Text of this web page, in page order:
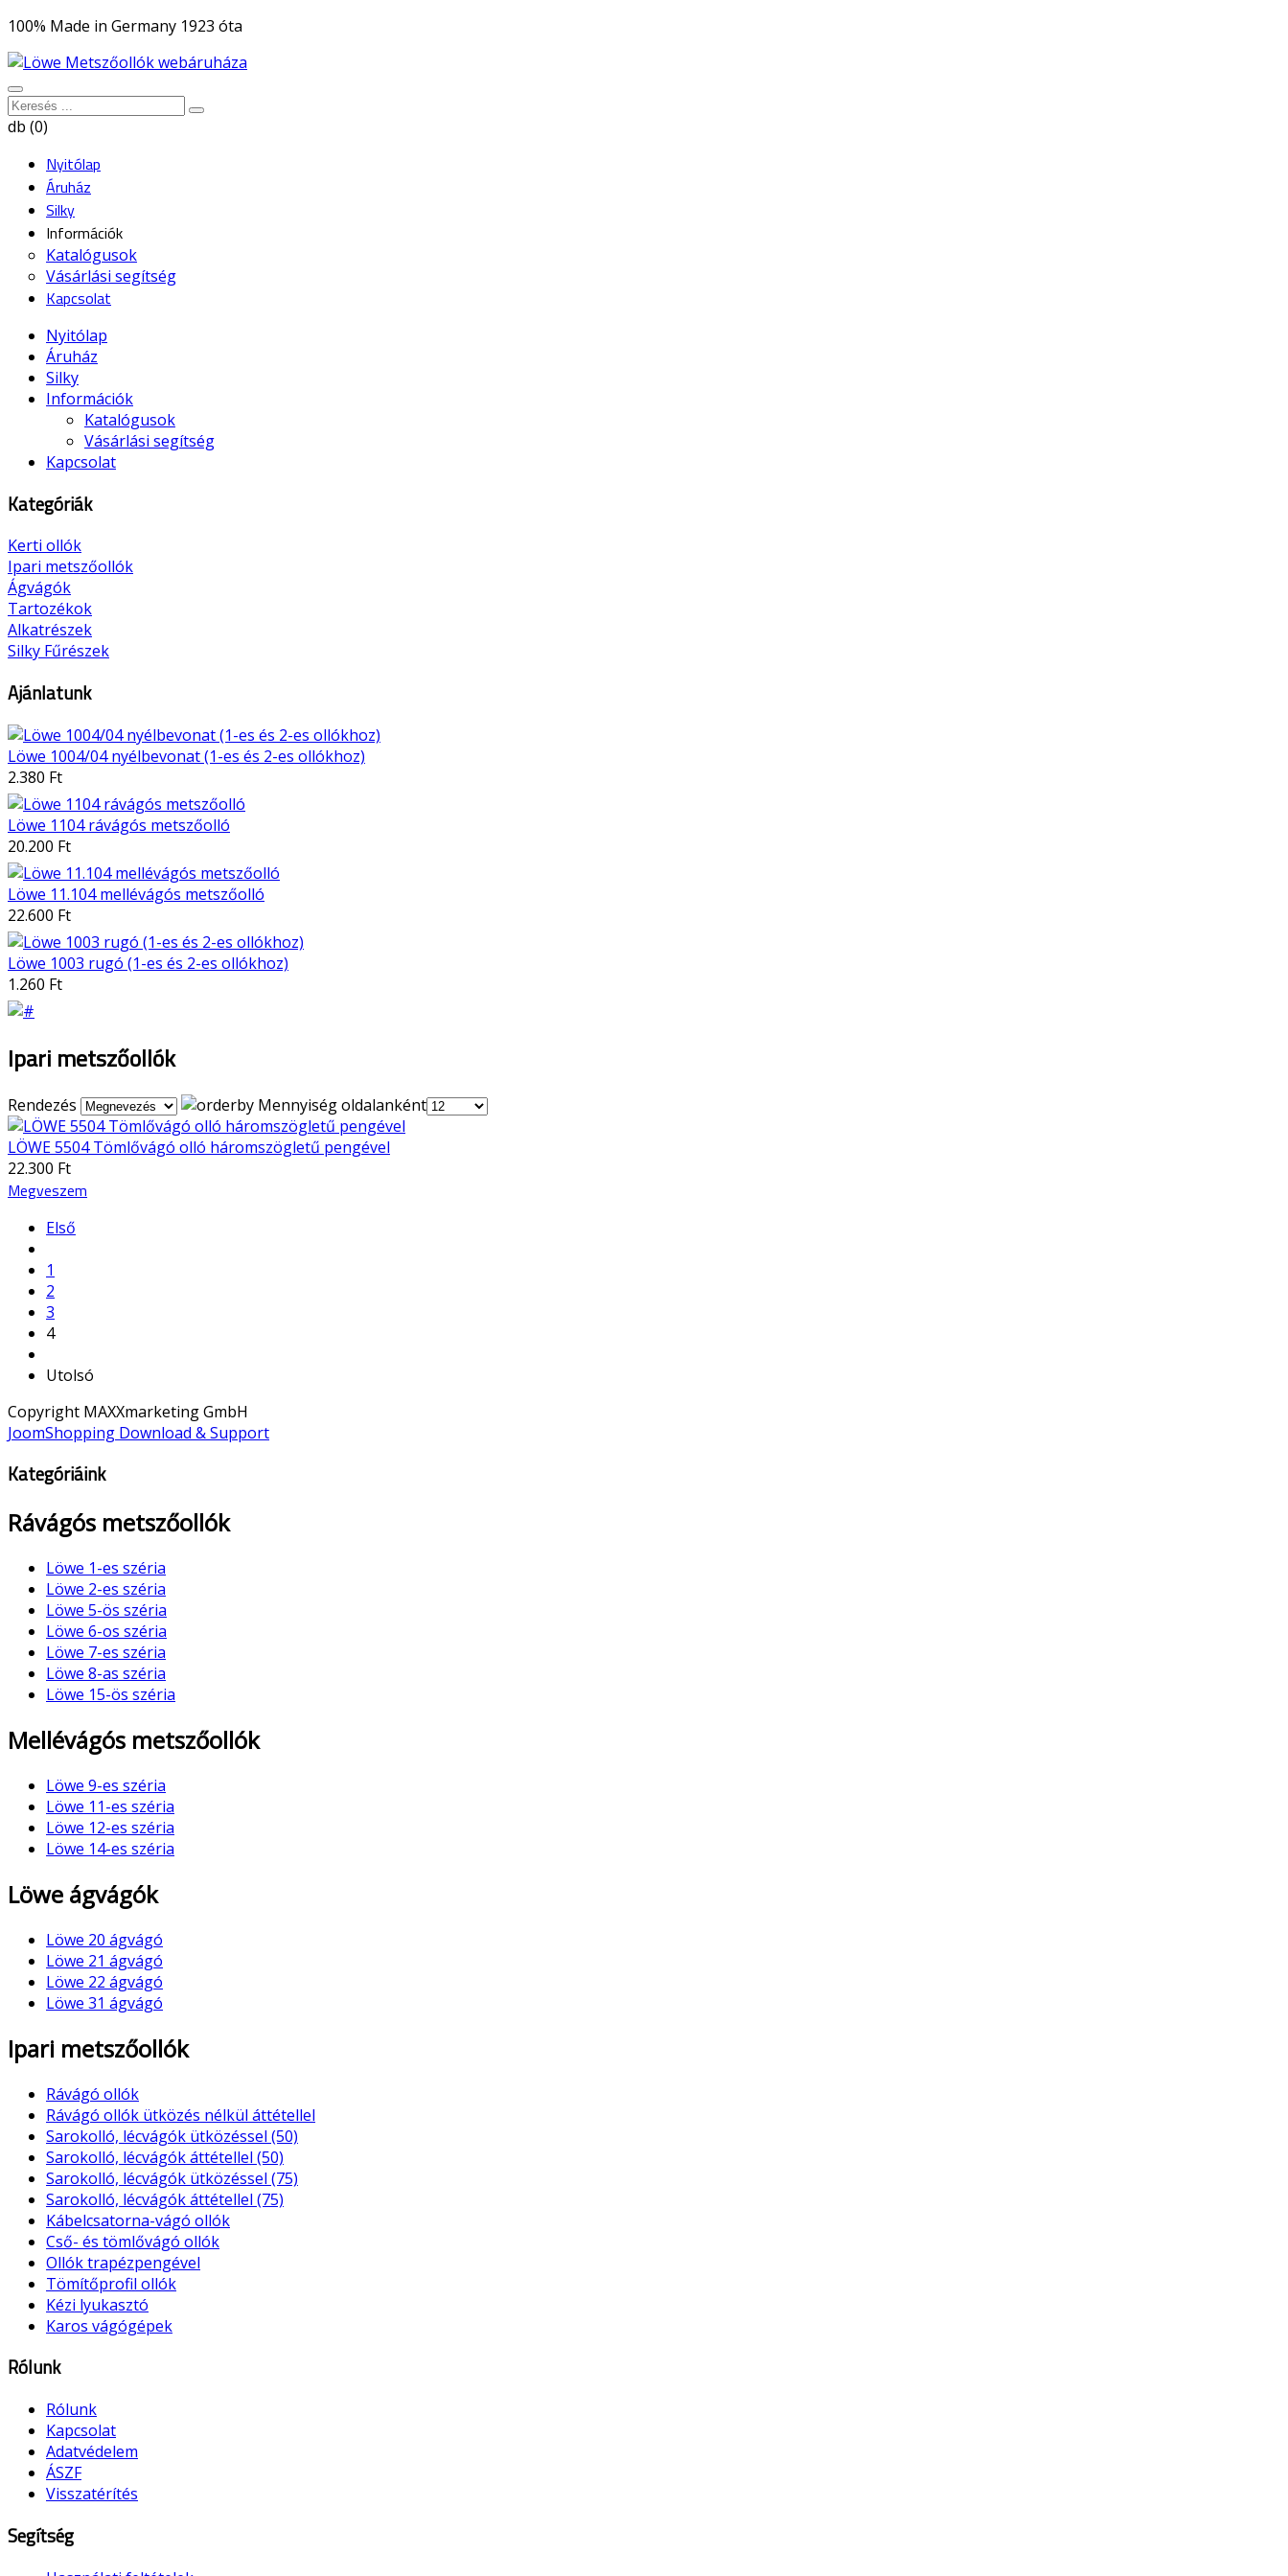
100% Made in Germany 1923 óta
db (0)
Nyitólap
Áruház
Silky
Információk
Katalógusok
Vásárlási segítség
Kapcsolat
Nyitólap
Áruház
Silky
Információk
Katalógusok
Vásárlási segítség
Kapcsolat
Kategóriák
Kerti ollók
Ipari metszőollók
Ágvágók
Tartozékok
Alkatrészek
Silky Fűrészek
Ajánlatunk
Löwe 1004/04 nyélbevonat (1-es és 2-es ollókhoz)
2.380 Ft
Löwe 1104 rávágós metszőolló
20.200 Ft
Löwe 11.104 mellévágós metszőolló
22.600 Ft
Löwe 1003 rugó (1-es és 2-es ollókhoz)
1.260 Ft
Ipari metszőollók
Rendezés
Mennyiség oldalanként
LÖWE 5504 Tömlővágó olló háromszögletű pengével
22.300 Ft
Megveszem
Első
1
2
3
4
Utolsó
Copyright MAXXmarketing GmbH
JoomShopping Download & Support
Kategóriáink
Rávágós metszőollók
Löwe 1-es széria
Löwe 2-es széria
Löwe 5-ös széria
Löwe 6-os széria
Löwe 7-es széria
Löwe 8-as széria
Löwe 15-ös széria
Mellévágós metszőollók
Löwe 9-es széria
Löwe 11-es széria
Löwe 12-es széria
Löwe 14-es széria
Löwe ágvágók
Löwe 20 ágvágó
Löwe 21 ágvágó
Löwe 22 ágvágó
Löwe 31 ágvágó
Ipari metszőollók
Rávágó ollók
Rávágó ollók ütközés nélkül áttétellel
Sarokolló, lécvágók ütközéssel (50)
Sarokolló, lécvágók áttétellel (50)
Sarokolló, lécvágók ütközéssel (75)
Sarokolló, lécvágók áttétellel (75)
Kábelcsatorna-vágó ollók
Cső- és tömlővágó ollók
Ollók trapézpengével
Tömítőprofil ollók
Kézi lyukasztó
Karos vágógépek
Rólunk
Rólunk
Kapcsolat
Adatvédelem
ÁSZF
Visszatérítés
Segítség